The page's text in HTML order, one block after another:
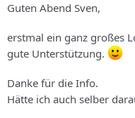
Guten Abend Sven,
erstmal ein ganz großes
gute Unterstützung.
Danke für die Info.
Hätte ich auch selber